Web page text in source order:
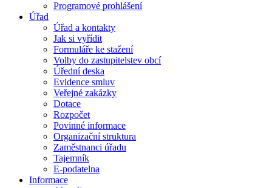
Programové prohlášení
Úřad
Úřad a kontakty
Jak si vyřídit
Formuláře ke stažení
Volby do zastupitelstev obcí
Úřední deska
Evidence smluv
Veřejné zakázky
Dotace
Rozpočet
Povinné informace
Organizační struktura
Zaměstnanci úřadu
Tajemník
E-podatelna
Informace